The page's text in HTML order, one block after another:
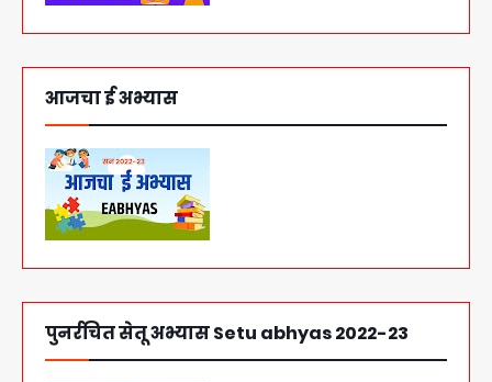
आजचा ई अभ्यास
पुनर्रचित सेतू अभ्यास Setu abhyas 2022-23